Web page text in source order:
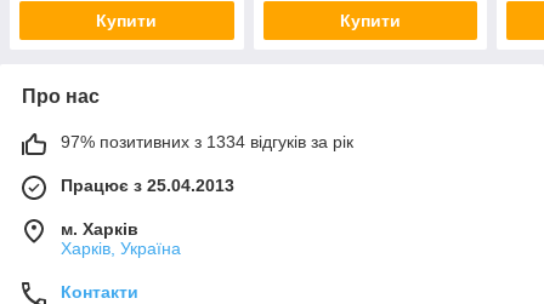
Купити Купити
Про нас
97% позитивних з 1334 відгуків за рік
Працює з 25.04.2013
м. Харків
Харків, Україна
Контакти